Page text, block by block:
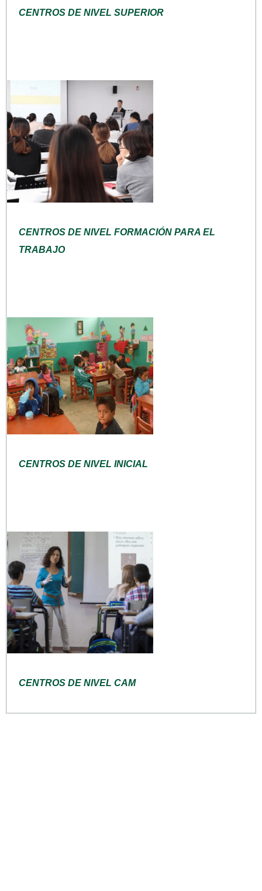
CENTROS DE NIVEL SUPERIOR
CENTROS DE NIVEL FORMACIÓN PARA EL
TRABAJO
CENTROS DE NIVEL INICIAL
CENTROS DE NIVEL CAM